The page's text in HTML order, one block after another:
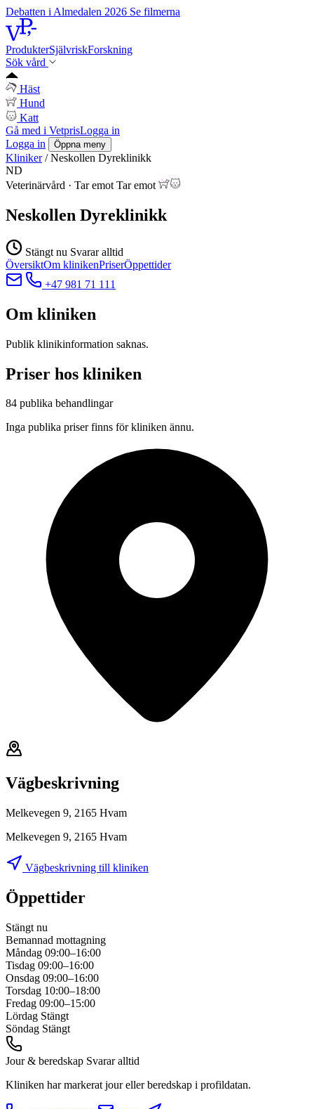
Debatten i Almedalen 2026 Se filmerna
ProdukterSjälvriskForskning
Sök vård
Häst
Hund
Katt
Gå med i VetprisLogga in
Logga in
Öppna meny
Kliniker / Neskollen Dyreklinikk
ND
Veterinärvård · Tar emot Tar emot
Neskollen Dyreklinikk
Stängt nu Svarar alltid
ÖversiktOm klinikenPriserÖppettider
+47 981 71 111
Om kliniken
Publik klinikinformation saknas.
Priser hos kliniken
84 publika behandlingar
Inga publika priser finns för kliniken ännu.
Vägbeskrivning
Melkevegen 9, 2165 Hvam
Melkevegen 9, 2165 Hvam
Vägbeskrivning till kliniken
Öppettider
Stängt nu
Bemannad mottagning
Måndag 09:00–16:00
Tisdag 09:00–16:00
Onsdag 09:00–16:00
Torsdag 10:00–18:00
Fredag 09:00–15:00
Lördag Stängt
Söndag Stängt
Jour & beredskap Svarar alltid
Kliniken har markerat jour eller beredskap i profildatan.